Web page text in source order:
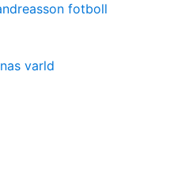
fotboll
varld